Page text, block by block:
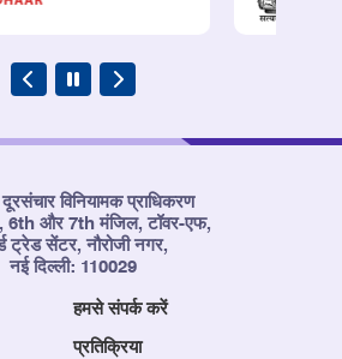
दूरसंचार विनियामक प्राधिकरण
6th और 7th मंजिल, टॉवर-एफ,
ट्रेड सेंटर, नौरोजी नगर,
नई दिल्ली: 110029
हमसे संपर्क करें
प्रतिक्रिया